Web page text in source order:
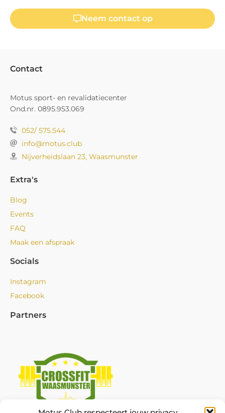
Neem contact op
Contact
Motus sport- en revalidatiecenter
Ond.nr. 0895.953.069
052/ 575.544
info@motus.club
Nijverheidslaan 23, Waasmunster
Extra's
Blog
Events
FAQ
Maak een afspraak
Socials
Instagram
Facebook
Partners